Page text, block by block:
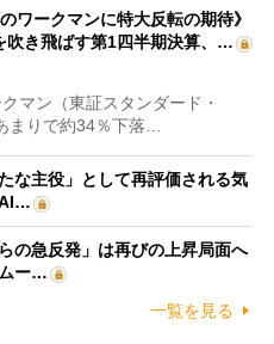
ワークマンに特大反転の期待》
吹き飛ばす第1四半期決算、…
マン（東証スタンダード・
まりで約34％下落…
な主役」として再評価される気
の急反発」は再びの上昇局面へ
ー…
一覧を見る